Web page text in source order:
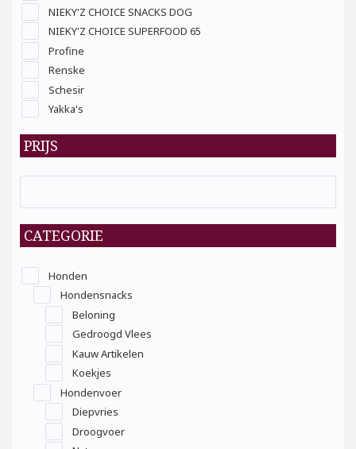
NIEKY'Z CHOICE SNACKS DOG
NIEKY'Z CHOICE SUPERFOOD 65
Profine
Renske
Schesir
Yakka's
PRIJS
CATEGORIE
Honden
Hondensnacks
Beloning
Gedroogd Vlees
Kauw Artikelen
Koekjes
Hondenvoer
Diepvries
Droogvoer